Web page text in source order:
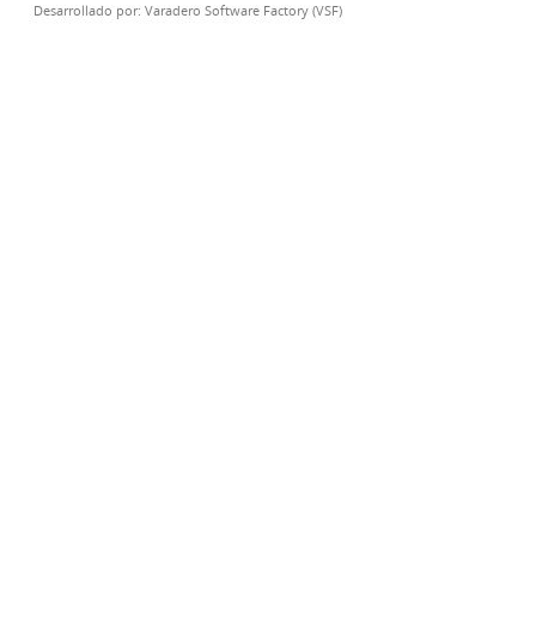
Desarrollado por: Varadero Software Factory (VSF)